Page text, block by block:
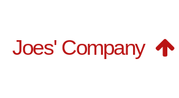
Joes' Company